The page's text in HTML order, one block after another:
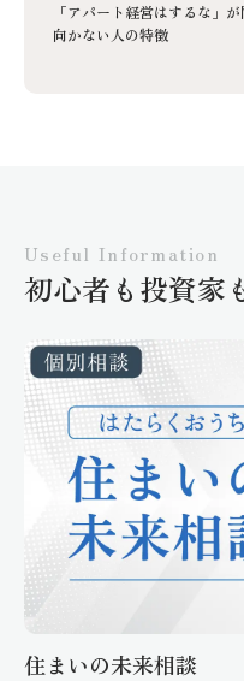
「アパート経営はするな」
向かない人の特徴
初心者も投資家
Useful Information
住まいの未来相談